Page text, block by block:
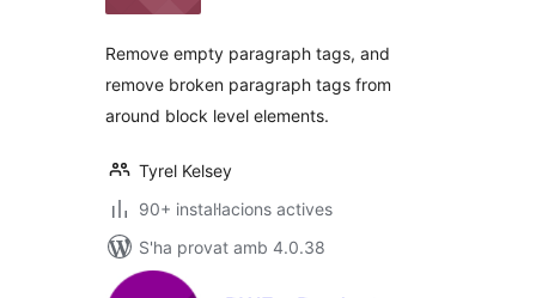
Remove empty paragraph tags, and
remove broken paragraph tags from
around block level elements.
Tyrel Kelsey
90+ instal·lacions actives
S'ha provat amb 4.0.38